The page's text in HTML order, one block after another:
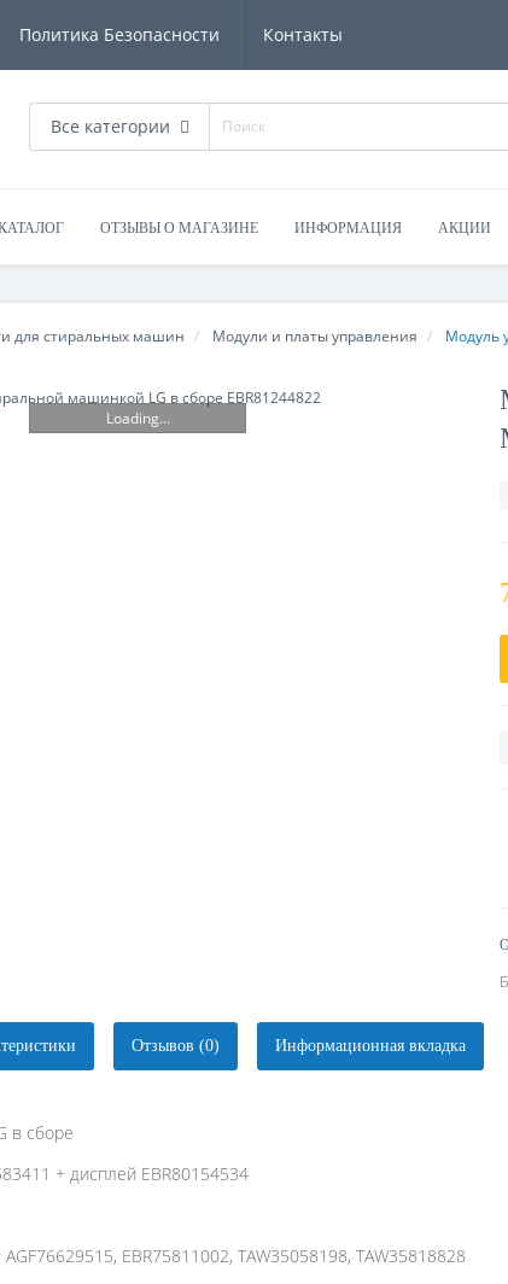
Политика Безопасности Контакты
Все категории
ОТЗЫВЫ О МАГАЗИНЕ ИНФОРМАЦИЯ АКЦИИ
для стиральных машин Модули и платы управления Модуль
Loading...
Отзывов (0) Информационная вкладка
в сборе
+ дисплей EBR80154534
EBR75811002, TAW35058198, TAW35818828